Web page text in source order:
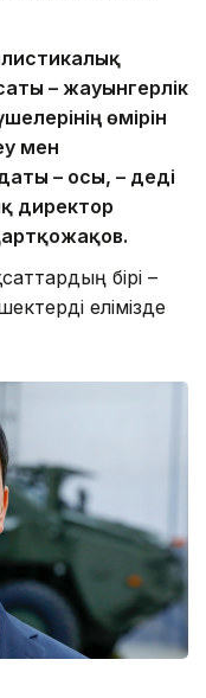
– жауынгерлік
өмірін
мен
– осы, – деді
директор
бірі –
елімізде